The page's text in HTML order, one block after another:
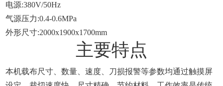
电源:380V/50Hz
气源压力:0.4-0.6MPa
外形尺寸:2000x1900x1700mm
主要特点
本机载布尺寸、数量、速度、刀损报警等参数均通过触摸屏